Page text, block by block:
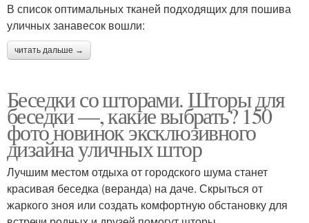
В список оптимальных тканей подходящих для пошива
уличных занавесок вошли:
читать дальше →
Беседки со шторами. Шторы для
беседки —, какие выбрать? 150
фото новинок эксклюзивного
дизайна уличных штор
Лучшим местом отдыха от городского шума станет
красивая беседка (веранда) на даче. Скрыться от
жаркого зноя или создать комфортную обстановку для